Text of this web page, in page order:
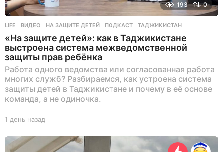
193 0
LIFE ВИДЕО ,НА ЗАЩИТЕ ДЕТЕЙ ,ПОДКАСТ ,ТАДЖИКИСТАН
«На защите детей»: как в Таджикистане
выстроена система межведомственной
защиты прав ребёнка
Работа одного ведомства или согласованная работа
многих служб? Разбираемся, как устроена система
защиты детей в Таджикистане и почему в её основе
команда, а не одиночка.
1 день назад
е
н